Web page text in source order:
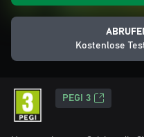
Kostenlose
PEGI 3